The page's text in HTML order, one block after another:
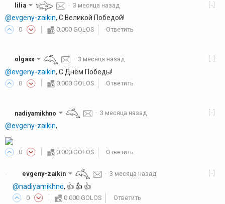
[-]
lilia · 3 месяца назад
@evgeny-zaikin, С Великой Победой!
0 0.000 GOLOS Ответить
[-]
olgaxx ·3 месяца назад
@evgeny-zaikin, С Днём Победы!
0 0.000 GOLOS Ответить
[-]
nadiyamikhno ·3 месяца назад
@evgeny-zaikin,
0 0.000 GOLOS Ответить
· [-]
evgeny-zaikin ·3 месяца назад
@nadiyamikhno, 👍️ 👍️ 👍️
0 0.000 GOLOS Ответить